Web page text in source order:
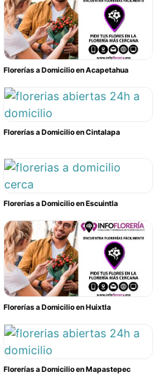
Florerías a Domicilio en Acapetahua
Florerías a Domicilio en Cintalapa
Florerías a Domicilio en Escuintla
Florerías a Domicilio en Huixtla
Florerías a Domicilio en Mapastepec